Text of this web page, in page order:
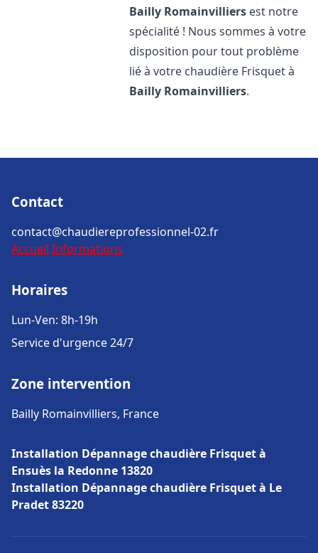
Bailly Romainvilliers est notre
spécialité ! Nous sommes à votre
disposition pour tout problème
lié à votre chaudière Frisquet à
Bailly Romainvilliers.
Contact
contact@chaudiereprofessionnel-02.fr
Accueil Informations
Horaires
Lun-Ven: 8h-19h
Service d'urgence 24/7
Zone intervention
Bailly Romainvilliers, France
Installation Dépannage chaudière Frisquet à
Ensuès la Redonne 13820
Installation Dépannage chaudière Frisquet à Le
Pradet 83220